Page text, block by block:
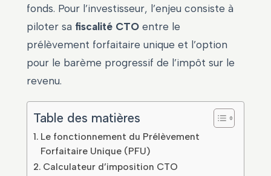
fonds. Pour l’investisseur, l’enjeu consiste à
piloter sa fiscalité CTO entre le
prélèvement forfaitaire unique et l’option
pour le barème progressif de l’impôt sur le
revenu.
Table des matières
Le fonctionnement du Prélèvement
Forfaitaire Unique (PFU)
Calculateur d’imposition CTO